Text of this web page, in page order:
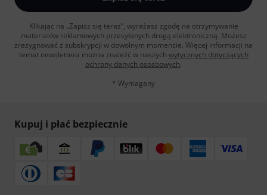
Klikając na „Zapisz się teraz”, wyrażasz zgodę na otrzymywanie
materialów reklamowych przesyłanych drogą elektroniczną. Możesz
zrezygnować z subskrypcji w dowolnym momencie. Więcej informacji na
temat newslettera można znaleźć w naszych wytycznych dotyczących
ochrony danych ososbowych.
* Wymagany
Kupuj i płać bezpiecznie